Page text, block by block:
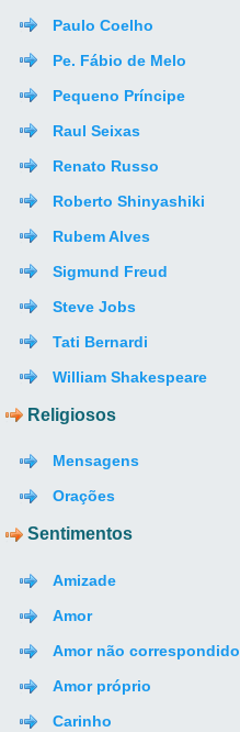
Paulo Coelho
Pe. Fábio de Melo
Pequeno Príncipe
Raul Seixas
Renato Russo
Roberto Shinyashiki
Rubem Alves
Sigmund Freud
Steve Jobs
Tati Bernardi
William Shakespeare
Religiosos
Mensagens
Orações
Sentimentos
Amizade
Amor
Amor não correspondido
Amor próprio
Carinho